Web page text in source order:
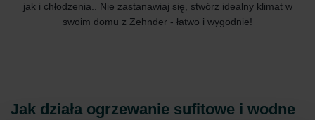
jak i chłodzenia.. Nie zastanawiaj się, stwórz idealny klimat w
swoim domu z Zehnder - łatwo i wygodnie!
Jak działa ogrzewanie sufitowe i wodne